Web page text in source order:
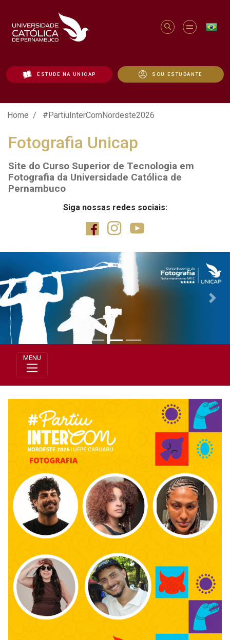
ESTUDE NA UNICAP SOU ESTUDANTE
#PartiuInterComNordeste2026 - Unicap
Home #PartiuInterComNordeste2026
Fotografia Unicap
Site do Curso Superior de Tecnologia em
Fotografia da Universidade Católica de
Pernambuco
Siga nossas redes sociais:
Previous Next
MENU